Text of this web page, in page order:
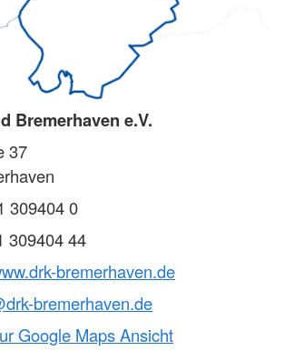
Bremerhaven e.V.
37
309404 0
309404 44
bremerhaven.de
bremerhaven.de
Google Maps Ansicht